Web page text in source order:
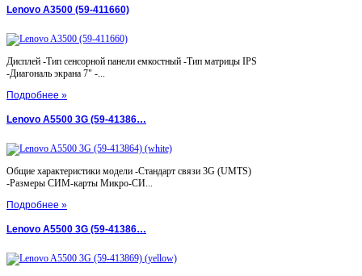
Lenovo A3500 (59-411660)
Дисплей -Тип сенсорной панели емкостный -Тип матрицы IPS
-Диагональ экрана 7" -...
Подробнее »
Lenovo A5500 3G (59-41386…
Общие характеристики модели -Стандарт связи 3G (UMTS)
-Размеры СИМ-карты Микро-СИ...
Подробнее »
Lenovo A5500 3G (59-41386…